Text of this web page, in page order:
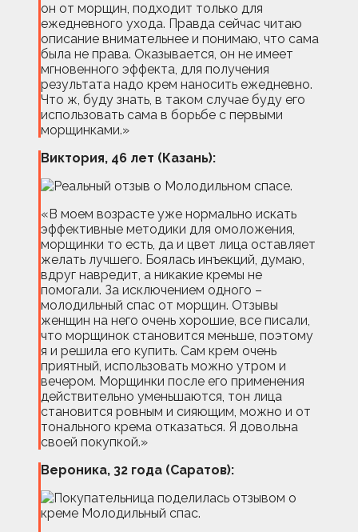
он от морщин, подходит только для
ежедневного ухода. Правда сейчас читаю
описание внимательнее и понимаю, что сама
была не права. Оказывается, он не имеет
мгновенного эффекта, для получения
результата надо крем наносить ежедневно.
Что ж, буду знать, в таком случае буду его
использовать сама в борьбе с первыми
морщинками.»
Виктория, 46 лет (Казань):
«В моем возрасте уже нормально искать
эффективные методики для омоложения,
морщинки то есть, да и цвет лица оставляет
желать лучшего. Боялась инъекций, думаю,
вдруг навредит, а никакие кремы не
помогали. За исключением одного –
молодильный спас от морщин. Отзывы
женщин на него очень хорошие, все писали,
что морщинок становится меньше, поэтому
я и решила его купить. Сам крем очень
приятный, использовать можно утром и
вечером. Морщинки после его применения
действительно уменьшаются, тон лица
становится ровным и сияющим, можно и от
тонального крема отказаться. Я довольна
своей покупкой.»
Вероника, 32 года (Саратов):